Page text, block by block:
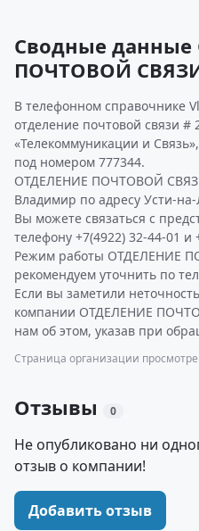
Сводные данные
ПОЧТОВОЙ
В телефонном справочнике
отделение почтовой связи #
«Телекоммуникации и
под номером 777344.
ОТДЕЛЕНИЕ ПОЧТОВОЙ
Владимир по адресу Усти-
Вы можете связаться с
телефону +7(4922) 32-44-01 и
Режим работы ОТДЕЛЕНИЕ
рекомендуем уточнить по
Если вы заметили
компании ОТДЕЛЕНИЕ
нам об этом, указав при
Страница организации
Отзывы 0
Не опубликовано ни
отзыв о компании!
Добавить отзыв